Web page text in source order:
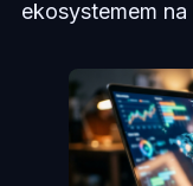
ekosystemem na